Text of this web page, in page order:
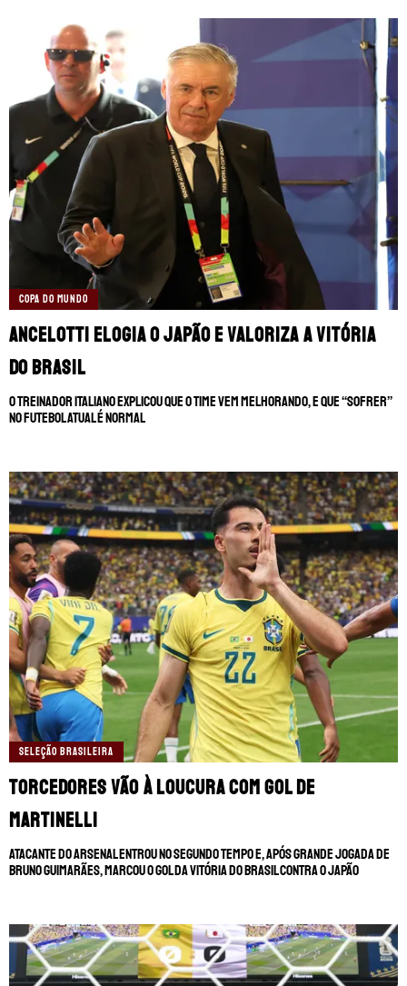
COPA DO MUNDO
Ancelotti elogia o Japão e valoriza a vitória
do Brasil
O treinador italiano explicou que o time vem melhorando, e que “sofrer”
no futebol atual é normal
SELEÇÃO BRASILEIRA
Torcedores vão à loucura com gol de
Martinelli
Atacante do Arsenal entrou no segundo tempo e, após grande jogada de
Bruno Guimarães, marcou o gol da vitória do Brasil contra o Japão